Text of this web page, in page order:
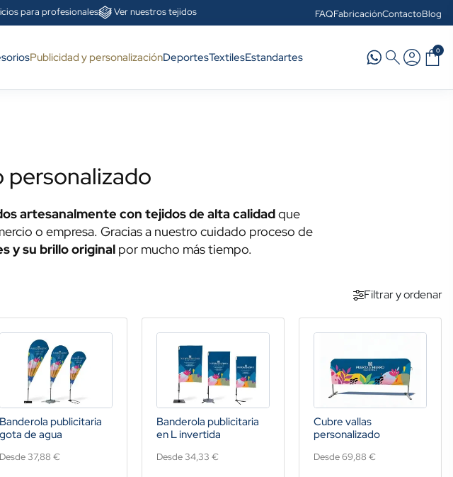
para profesionales Ver nuestros tejidos FAQFabricaciónContactoBlog
Publicidad y personalizaciónDeportesTextilesEstandartes 0
artesanalmente con tejidos de alta calidadque
o empresa. Gracias a nuestro cuidado proceso de
y su brillo original por mucho más tiempo.
Filtrar y ordenar
Banderola publicitaria
gota de agua
Desde 37,88 €
Banderola publicitaria
en L invertida
Desde 34,33 €
Cubre vallas
personalizado
Desde 69,88 €